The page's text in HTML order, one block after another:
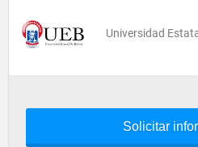
Universidad
Solicitar